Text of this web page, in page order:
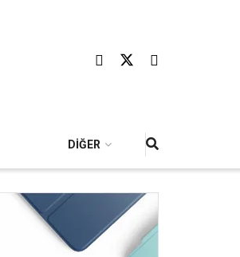
DİĞER